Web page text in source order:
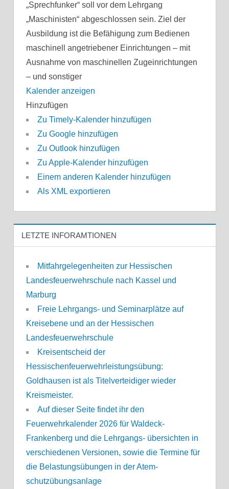
„Sprechfunker“ soll vor dem Lehrgang
„Maschinisten“ abgeschlossen sein. Ziel der
Ausbildung ist die Befähigung zum Bedienen
maschinell angetriebener Einrichtungen – mit
Ausnahme von maschinellen Zugeinrichtungen
– und sonstiger
Kalender anzeigen
Hinzufügen
Zu Timely-Kalender hinzufügen
Zu Google hinzufügen
Zu Outlook hinzufügen
Zu Apple-Kalender hinzufügen
Einem anderen Kalender hinzufügen
Als XML exportieren
LETZTE INFORAMTIONEN
Mitfahrgelegenheiten zur Hessischen
Landesfeuerwehrschule nach Kassel und
Marburg
Freie Lehrgangs- und Seminarplätze auf
Kreisebene und an der Hessischen
Landesfeuerwehrschule
Kreisentscheid der
Hessischenfeuerwehrleistungsübung:
Goldhausen ist als Titelverteidiger wieder
Kreismeister.
Auf dieser Seite findet ihr den
Feuerwehrkalender 2026 für Waldeck-
Frankenberg und die Lehrgangs- übersichten in
verschiedenen Versionen, sowie die Termine für
die Belastungsübungen in der Atem-
schutzübungsanlage